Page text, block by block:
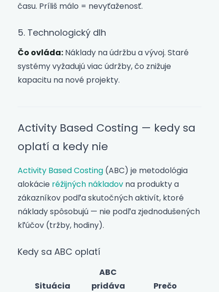
času. Príliš málo = nevyťaženosť.
5. Technologický dlh
Čo ovláda: Náklady na údržbu a vývoj. Staré
systémy vyžadujú viac údržby, čo znižuje
kapacitu na nové projekty.
Activity Based Costing — kedy sa
oplatí a kedy nie
Activity Based Costing (ABC) je metodológia
alokácie réžijných nákladov na produkty a
zákazníkov podľa skutočných aktivít, ktoré
náklady spôsobujú — nie podľa zjednodušených
kľúčov (tržby, hodiny).
Kedy sa ABC oplatí
Situácia
ABC
pridáva
Prečo